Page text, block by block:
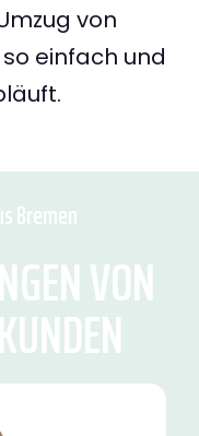
von
einfach und
Bremen
VON